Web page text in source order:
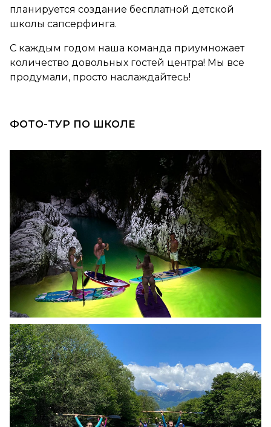
планируется создание бесплатной детской
школы сапсерфинга.
С каждым годом наша команда приумножает
количество довольных гостей центра! Мы все
продумали, просто наслаждайтесь!
ФОТО-ТУР ПО ШКОЛЕ